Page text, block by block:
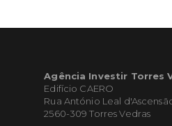
Agência Investir Torres
Edifício CAERO
Rua António Leal
2560-309 Torres Vedras